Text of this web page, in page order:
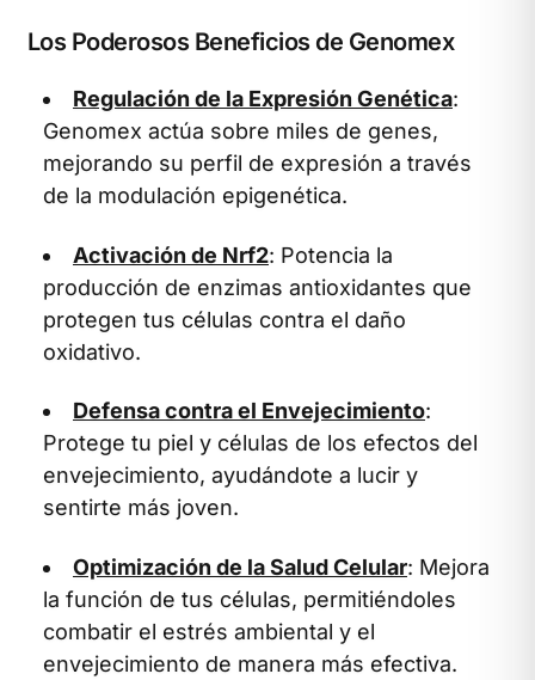
Los Poderosos Beneficios de Genomex
Regulación de la Expresión Genética:
Genomex actúa sobre miles de genes,
mejorando su perfil de expresión a través
de la modulación epigenética.
Activación de Nrf2: Potencia la
producción de enzimas antioxidantes que
protegen tus células contra el daño
oxidativo.
Defensa contra el Envejecimiento:
Protege tu piel y células de los efectos del
envejecimiento, ayudándote a lucir y
sentirte más joven.
Optimización de la Salud Celular: Mejora
la función de tus células, permitiéndoles
combatir el estrés ambiental y el
envejecimiento de manera más efectiva.